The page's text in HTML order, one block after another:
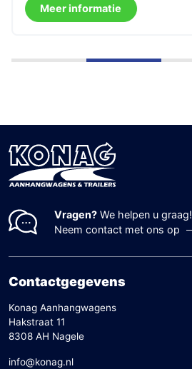
Meer informatie
Vragen? We helpen u graag!
Neem contact met ons op
Contactgegevens
Konag Aanhangwagens
Hakstraat 11
8308 AH Nagele
info@konag.nl